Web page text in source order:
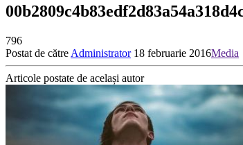
796
Postat de către Administrator 18 februarie 2016Media
Articole postate de același autor